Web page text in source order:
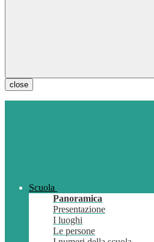
close
Scuola
Panoramica
Presentazione
I luoghi
Le persone